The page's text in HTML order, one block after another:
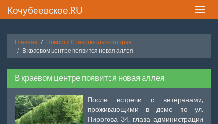
Toggle
Кочубеевское.RU
Главная
Новости Ставропольского края
В краевом центре появится новая аллея
В краевом центре появится новая аллея
После встречи с ветеранами,
проживающими в доме по ул.
Пирогова 34, глава администрации